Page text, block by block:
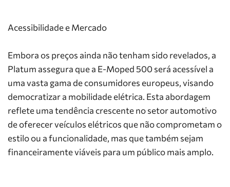
Acessibilidade e Mercado
Embora os preços ainda não tenham sido revelados, a
Platum assegura que a E-Moped 500 será acessível a
uma vasta gama de consumidores europeus, visando
democratizar a mobilidade elétrica. Esta abordagem
reflete uma tendência crescente no setor automotivo
de oferecer veículos elétricos que não comprometam o
estilo ou a funcionalidade, mas que também sejam
financeiramente viáveis para um público mais amplo.